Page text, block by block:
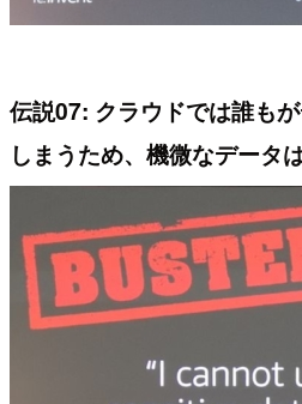
伝説07: クラウドでは誰も
しまうため、機微なデータ